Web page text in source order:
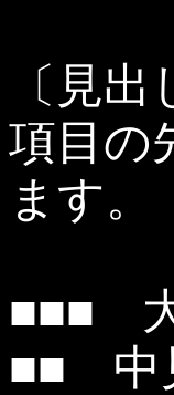
〔見
項目の
ます。
■■■
■■ 中